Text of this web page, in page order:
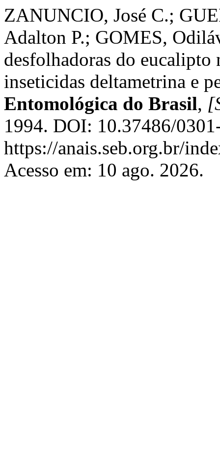
ZANUNCIO, José C.;
Adalton P.; GOMES,
desfolhadoras do
inseticidas deltametrina e
Entomológica do Brasil,
1994. DOI: 10.37486/
https://anais.seb.org.br/
Acesso em: 10 ago. 2026.